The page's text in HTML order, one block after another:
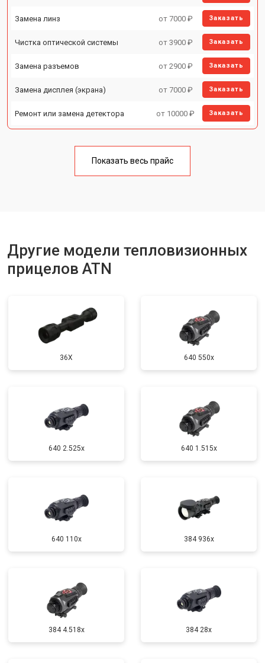
Замена линз от 7000 ₽ Заказать
Чистка оптической системы от 3900 ₽ Заказать
Замена разъемов от 2900 ₽ Заказать
Замена дисплея (экрана) от 7000 ₽ Заказать
Ремонт или замена детектора от 10000 ₽ Заказать
Показать весь прайс
Другие модели тепловизионных
прицелов ATN
36X 640 550x
640 2.525x 640 1.515x
640 110x 384 936x
384 4.518x 384 28x